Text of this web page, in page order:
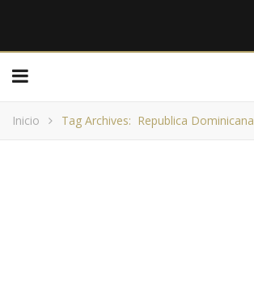
Inicio Tag Archives: Republica Dominicana